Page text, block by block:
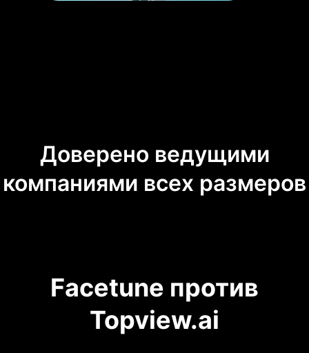
Доверено ведущими
компаниями всех размеров
Facetune против
Topview.ai